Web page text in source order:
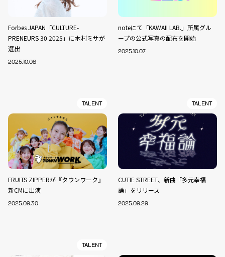
Forbes JAPAN「CULTURE-
PRENEURS 30 2025」に木村ミサが
選出
2025.10.08
noteにて「KAWAII LAB.」所属グル
ープの公式写真の配布を開始
2025.10.07
TALENT
FRUITS ZIPPERが『タウンワーク』
新CMに出演
2025.09.30
TALENT
CUTIE STREET、新曲「多元幸福
論」をリリース
2025.09.29
TALENT